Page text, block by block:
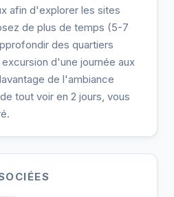
afin d'explorer les sites
de plus de temps (5-7
des quartiers
d'une journée aux
de l'ambiance
tout voir en 2 jours, vous